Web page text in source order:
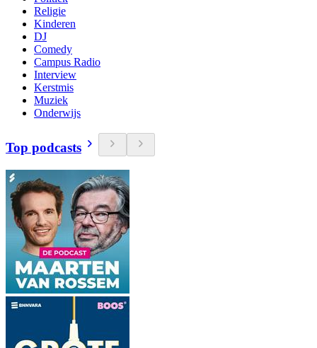
Religie
Kinderen
DJ
Comedy
Campus Radio
Interview
Kerstmis
Muziek
Onderwijs
Top podcasts